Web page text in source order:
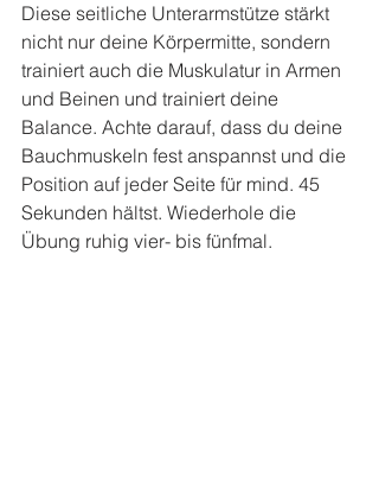
Diese seitliche Unterarmstütze stärkt
nicht nur deine Körpermitte, sondern
trainiert auch die Muskulatur in Armen
und Beinen und trainiert deine
Balance. Achte darauf, dass du deine
Bauchmuskeln fest anspannst und die
Position auf jeder Seite für mind. 45
Sekunden hältst. Wiederhole die
Übung ruhig vier- bis fünfmal.